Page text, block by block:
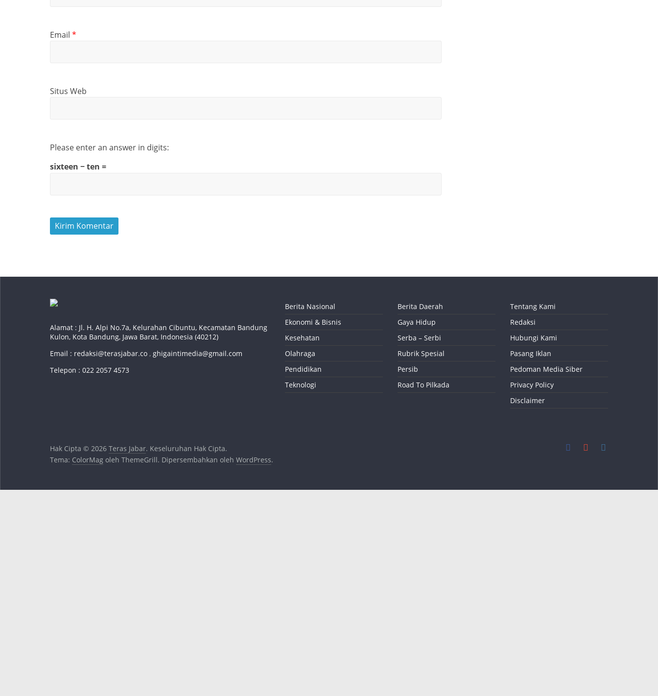
Email *
Situs Web
Please enter an answer in digits:
sixteen − ten =
Alamat : Jl. H. Alpi No.7a, Kelurahan Cibuntu, Kecamatan Bandung
Kulon, Kota Bandung, Jawa Barat, Indonesia (40212)
Email : redaksi@terasjabar.co , ghigaintimedia@gmail.com
Telepon : 022 2057 4573
Berita Nasional
Ekonomi & Bisnis
Kesehatan
Olahraga
Pendidikan
Teknologi
Berita Daerah
Gaya Hidup
Serba – Serbi
Rubrik Spesial
Persib
Road To Pilkada
Tentang Kami
Redaksi
Hubungi Kami
Pasang Iklan
Pedoman Media Siber
Privacy Policy
Disclaimer
Hak Cipta © 2026 Teras Jabar. Keseluruhan Hak Cipta.
Tema: ColorMag oleh ThemeGrill. Dipersembahkan oleh WordPress.